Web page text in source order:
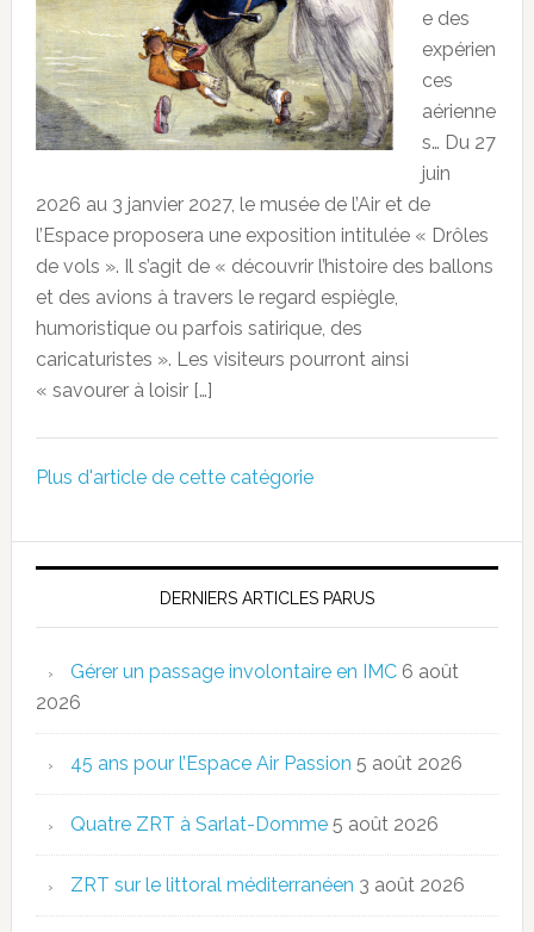
e des
expérien
ces
aérienne
s… Du 27
juin
2026 au 3 janvier 2027, le musée de l’Air et de
l’Espace proposera une exposition intitulée « Drôles
de vols ». Il s’agit de « découvrir l’histoire des ballons
et des avions à travers le regard espiègle,
humoristique ou parfois satirique, des
caricaturistes ». Les visiteurs pourront ainsi
« savourer à loisir […]
Plus d'article de cette catégorie
DERNIERS ARTICLES PARUS
Gérer un passage involontaire en IMC 6 août
2026
45 ans pour l’Espace Air Passion 5 août 2026
Quatre ZRT à Sarlat-Domme 5 août 2026
ZRT sur le littoral méditerranéen 3 août 2026